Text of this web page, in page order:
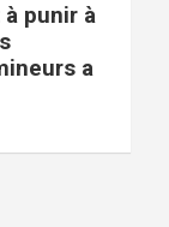
punir à
a